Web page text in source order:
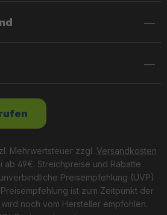
Features.
machen das Auf- und
Mehrwertsteuer zzgl. Versandkosten
ab 49€. Streichpreise und Rabatte
Preisempfehlung (UVP)
ist zum Zeitpunkt der
noch vom Hersteller empfohlen.